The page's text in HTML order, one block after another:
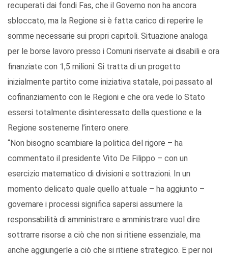
recuperati dai fondi Fas, che il Governo non ha ancora
sbloccato, ma la Regione si è fatta carico di reperire le
somme necessarie sui propri capitoli. Situazione analoga
per le borse lavoro presso i Comuni riservate ai disabili e ora
finanziate con 1,5 milioni. Si tratta di un progetto
inizialmente partito come iniziativa statale, poi passato al
cofinanziamento con le Regioni e che ora vede lo Stato
essersi totalmente disinteressato della questione e la
Regione sostenerne l’intero onere.
“Non bisogno scambiare la politica del rigore – ha
commentato il presidente Vito De Filippo – con un
esercizio matematico di divisioni e sottrazioni. In un
momento delicato quale quello attuale – ha aggiunto –
governare i processi significa sapersi assumere la
responsabilità di amministrare e amministrare vuol dire
sottrarre risorse a ciò che non si ritiene essenziale, ma
anche aggiungerle a ciò che si ritiene strategico. E per noi